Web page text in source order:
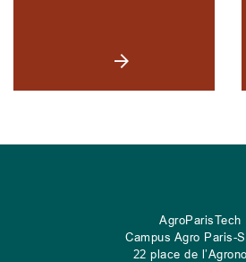
AgroParisTech
Campus Agro Paris-
22 place de